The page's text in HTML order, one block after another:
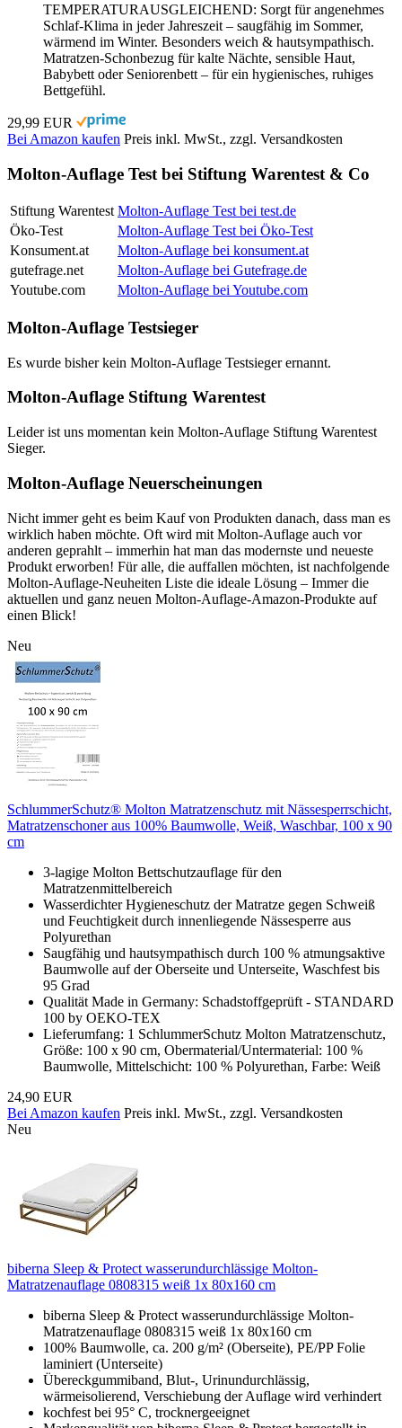
TEMPERATURAUSGLEICHEND: Sorgt für angenehmes
Schlaf-Klima in jeder Jahreszeit – saugfähig im Sommer,
wärmend im Winter. Besonders weich & hautsympathisch.
Matratzen-Schonbezug für kalte Nächte, sensible Haut,
Babybett oder Seniorenbett – für ein hygienisches, ruhiges
Bettgefühl.
29,99 EUR
Bei Amazon kaufen Preis inkl. MwSt., zzgl. Versandkosten
Molton-Auflage Test bei Stiftung Warentest & Co
Stiftung Warentest Molton-Auflage Test bei test.de
Öko-Test
Molton-Auflage Test bei Öko-Test
Konsument.at
Molton-Auflage bei konsument.at
gutefrage.net
Molton-Auflage bei Gutefrage.de
Youtube.com
Molton-Auflage bei Youtube.com
Molton-Auflage Testsieger
Es wurde bisher kein Molton-Auflage Testsieger ernannt.
Molton-Auflage Stiftung Warentest
Leider ist uns momentan kein Molton-Auflage Stiftung Warentest
Sieger.
Molton-Auflage Neuerscheinungen
Nicht immer geht es beim Kauf von Produkten danach, dass man es
wirklich haben möchte. Oft wird mit Molton-Auflage auch vor
anderen geprahlt – immerhin hat man das modernste und neueste
Produkt erworben! Für alle, die auffallen möchten, ist nachfolgende
Molton-Auflage-Neuheiten Liste die ideale Lösung – Immer die
aktuellen und ganz neuen Molton-Auflage-Amazon-Produkte auf
einen Blick!
Neu
SchlummerSchutz® Molton Matratzenschutz mit Nässesperrschicht,
Matratzenschoner aus 100% Baumwolle, Weiß, Waschbar, 100 x 90
cm
3-lagige Molton Bettschutzauflage für den
Matratzenmittelbereich
Wasserdichter Hygieneschutz der Matratze gegen Schweiß
und Feuchtigkeit durch innenliegende Nässesperre aus
Polyurethan
Saugfähig und hautsympathisch durch 100 % atmungsaktive
Baumwolle auf der Oberseite und Unterseite, Waschfest bis
95 Grad
Qualität Made in Germany: Schadstoffgeprüft - STANDARD
100 by OEKO-TEX
Lieferumfang: 1 SchlummerSchutz Molton Matratzenschutz,
Größe: 100 x 90 cm, Obermaterial/Untermaterial: 100 %
Baumwolle, Mittelschicht: 100 % Polyurethan, Farbe: Weiß
24,90 EUR
Bei Amazon kaufen Preis inkl. MwSt., zzgl. Versandkosten
Neu
biberna Sleep & Protect wasserundurchlässige Molton-
Matratzenauflage 0808315 weiß 1x 80x160 cm
biberna Sleep & Protect wasserundurchlässige Molton-
Matratzenauflage 0808315 weiß 1x 80x160 cm
100% Baumwolle, ca. 200 g/m² (Oberseite), PE/PP Folie
laminiert (Unterseite)
Übereckgummiband, Blut-, Urinundurchlässig,
wärmeisolierend, Verschiebung der Auflage wird verhindert
kochfest bei 95° C, trocknergeeignet